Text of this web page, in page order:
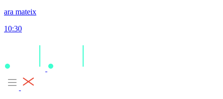
ara mateix
10:30